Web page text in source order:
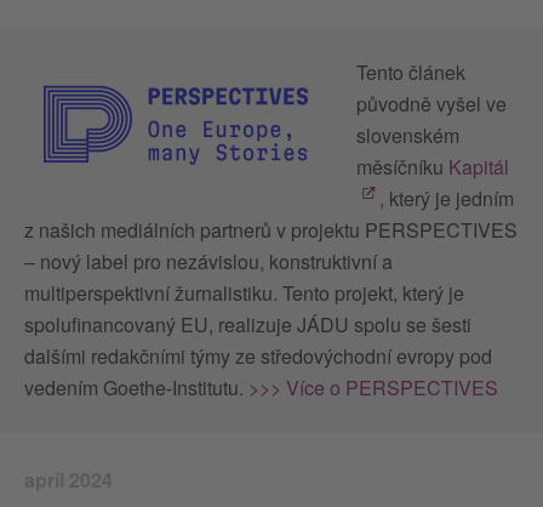
Tento článek
původně vyšel ve
slovenském
měsíčníku Kapitál
, který je jedním
z našich mediálních partnerů v projektu PERSPECTIVES
– nový label pro nezávislou, konstruktivní a
multiperspektivní žurnalistiku. Tento projekt, který je
spolufinancovaný EU, realizuje JÁDU spolu se šesti
dalšími redakčními týmy ze středovýchodní evropy pod
vedením Goethe-Institutu. >>> Více o PERSPECTIVES
apríl 2024